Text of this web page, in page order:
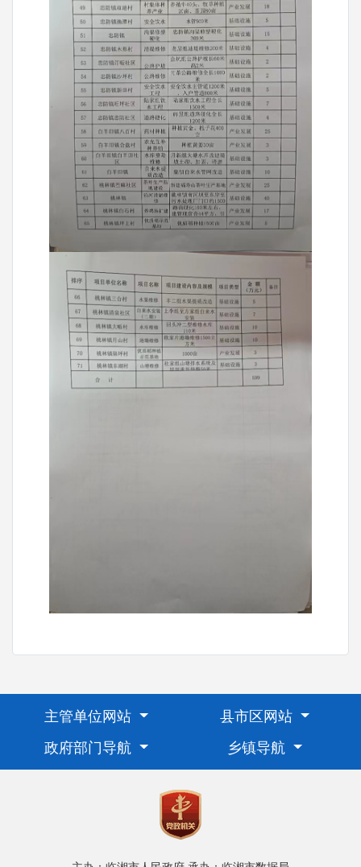
主管单位网站
县市区网站
政府部门导航
乡镇导航